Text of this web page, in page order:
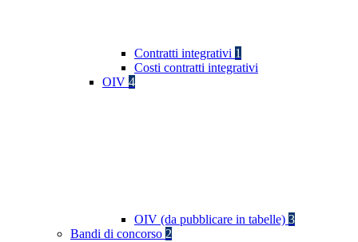
Contratti integrativi 1
Costi contratti integrativi
OIV 4
OIV (da pubblicare in tabelle) 3
Bandi di concorso 2